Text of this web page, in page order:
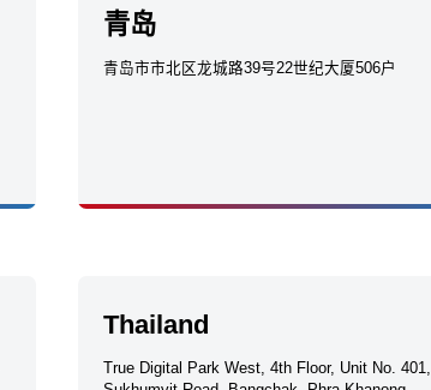
青岛
青岛市市北区龙城路39号22世纪大厦506户
Thailand
True Digital Park West, 4th Floor, Unit No. 401,